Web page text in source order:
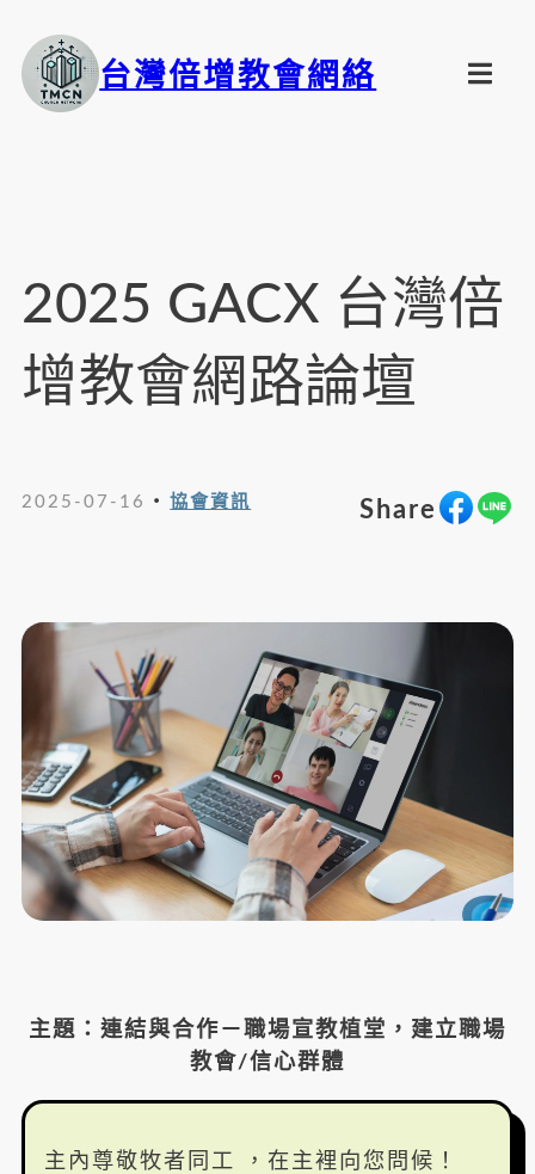
台灣倍增教會網絡
2025 GACX 台灣倍
增教會網路論壇
2025-07-16 ・協會資訊 Share
主題：連結與合作－職場宣教植堂，建立職場
教會/信心群體
主內尊敬牧者同工 ，在主裡向您問候！